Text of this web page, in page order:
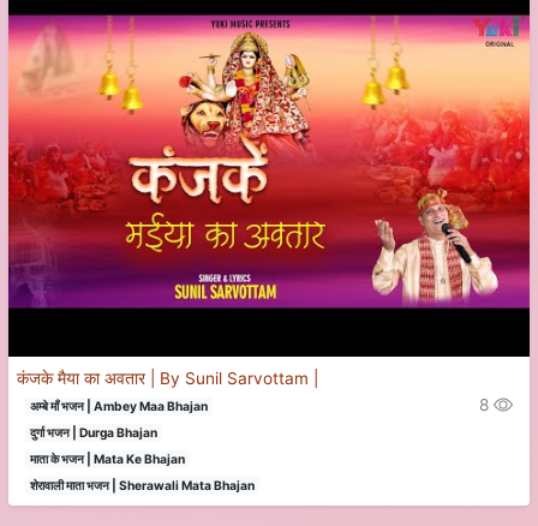
कंजके मैया का अवतार | By Sunil Sarvottam |
अम्बे माँ भजन | Ambey Maa Bhajan
दुर्गा भजन | Durga Bhajan
माता के भजन | Mata Ke Bhajan
शेरावाली माता भजन | Sherawali Mata Bhajan
8